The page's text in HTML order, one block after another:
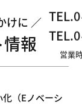
TEL.
TEL.
営業
けに
報
（Eノベーシ